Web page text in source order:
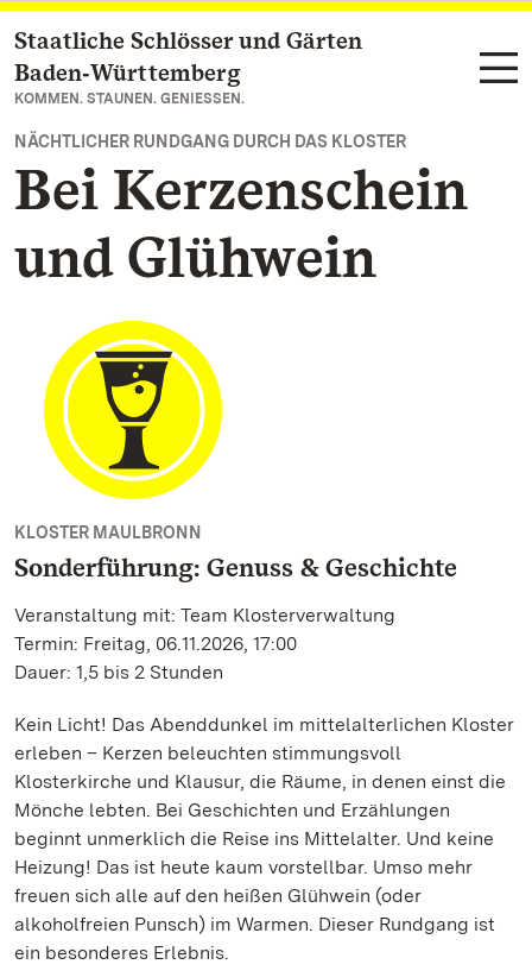
Zum Hauptinhalt springen
Staatliche Schlösser und Gärten
Baden‑Württemberg
KOMMEN. STAUNEN. GENIESSEN.
NÄCHTLICHER RUNDGANG DURCH DAS KLOSTER
Bei Kerzenschein
und Glühwein
KLOSTER MAULBRONN
Sonderführung: Genuss & Geschichte
Veranstaltung mit: Team Klosterverwaltung
Termin: Freitag, 06.11.2026, 17:00
Dauer: 1,5 bis 2 Stunden
Kein Licht! Das Abenddunkel im mittelalterlichen Kloster
erleben – Kerzen beleuchten stimmungsvoll
Klosterkirche und Klausur, die Räume, in denen einst die
Mönche lebten. Bei Geschichten und Erzählungen
beginnt unmerklich die Reise ins Mittelalter. Und keine
Heizung! Das ist heute kaum vorstellbar. Umso mehr
freuen sich alle auf den heißen Glühwein (oder
alkoholfreien Punsch) im Warmen. Dieser Rundgang ist
ein besonderes Erlebnis.